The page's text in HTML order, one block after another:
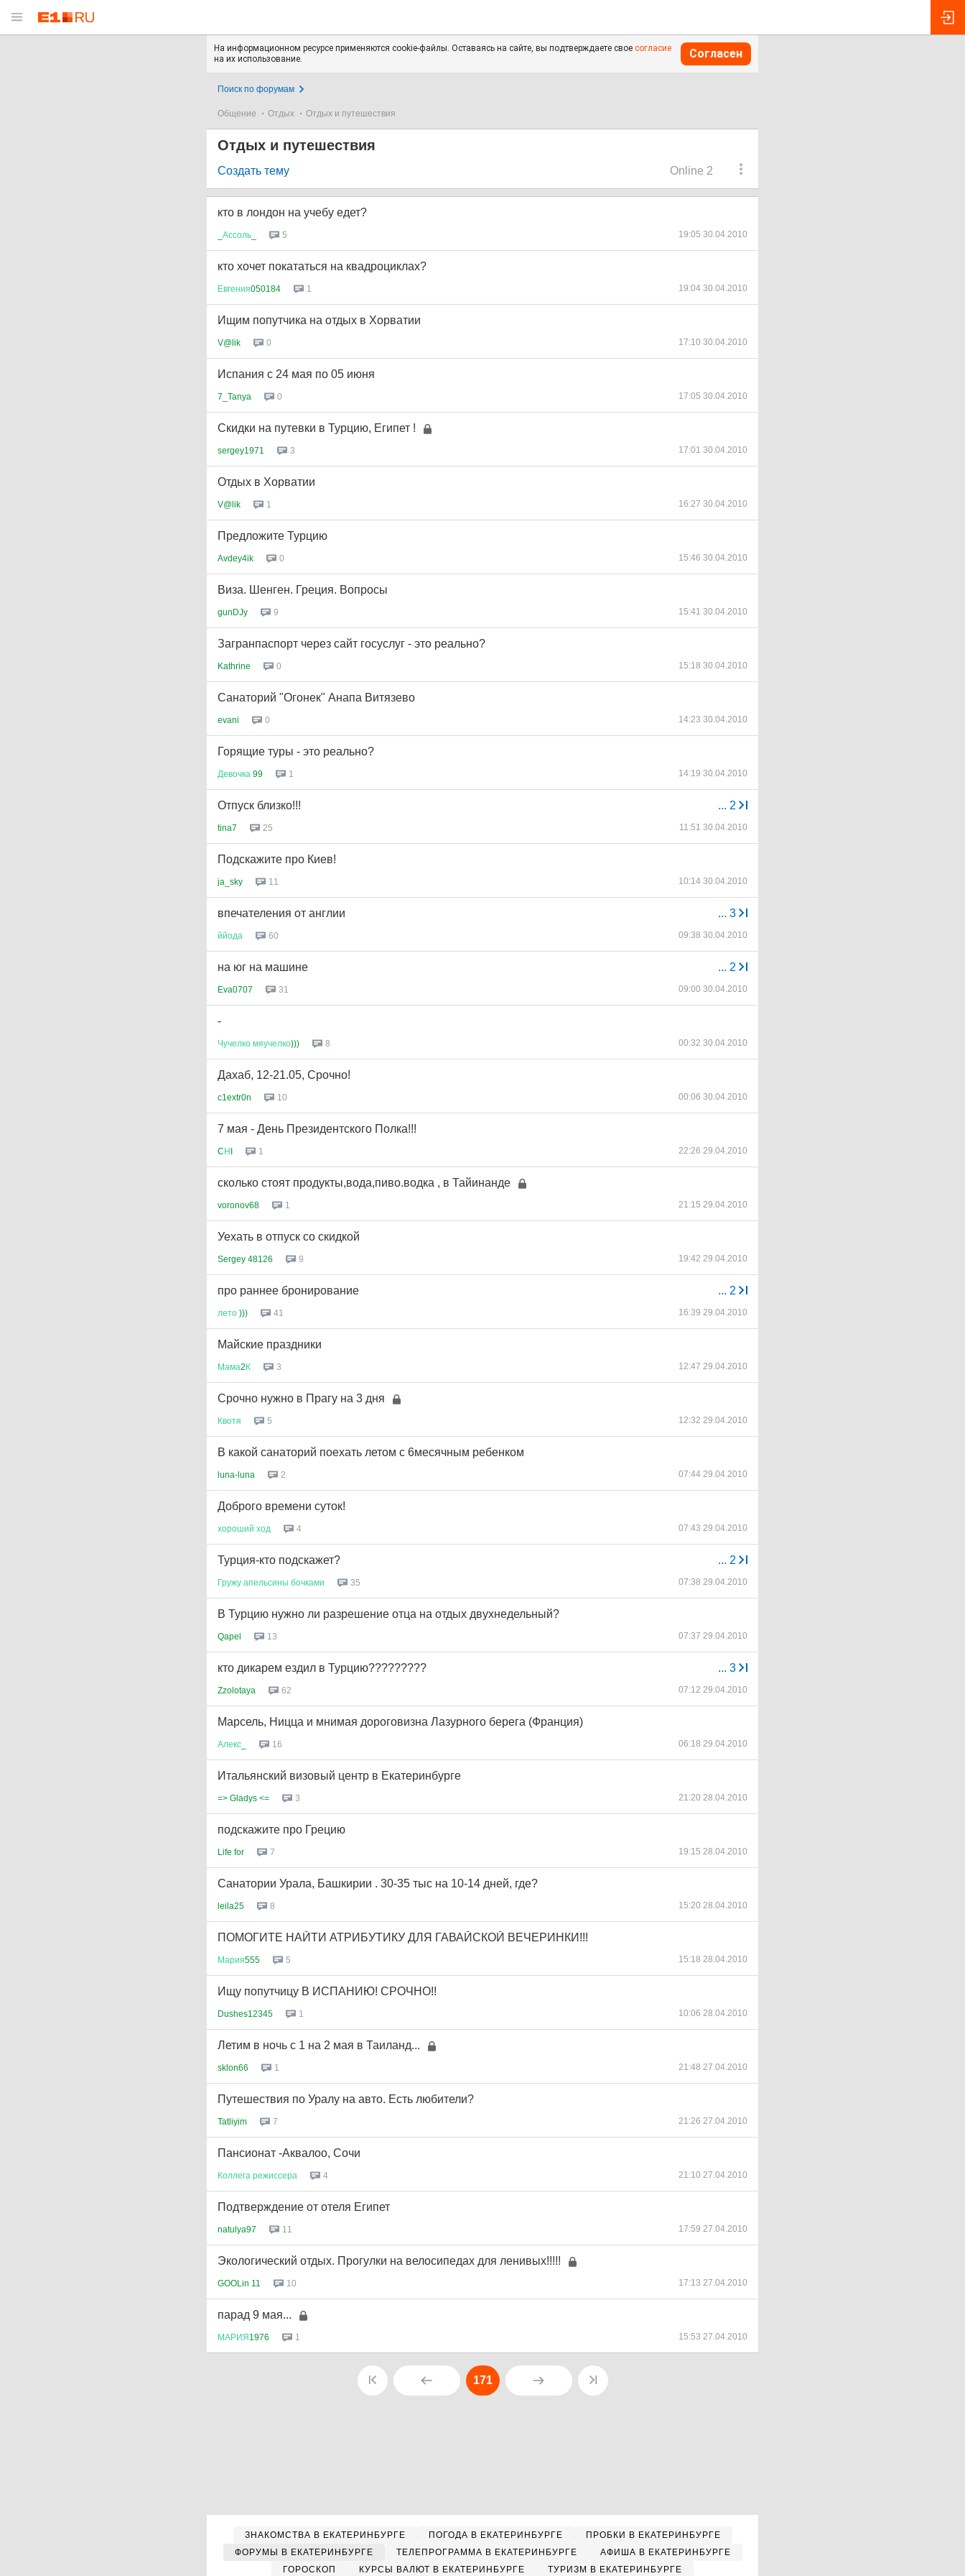
На информационном ресурсе применяются cookie-файлы. Оставаясь на сайте, вы подтверждаете свое согласие
на их использование.
Согласен
Поиск по форумам
Общение Отдых Отдых и путешествия
Отдых и путешествия
Online 2
Создать тему
кто в лондон на учебу едет?
Ассоль 5 19:05 30.04.2010
кто хочет покататься на квадроциклах?
Евгения050184 1 19:04 30.04.2010
Ищим попутчика на отдых в Хорватии
V@lik 0 17:10 30.04.2010
Испания с 24 мая по 05 июня
7_Tanya 0 17:05 30.04.2010
Скидки на путевки в Турцию, Египет !
sergey1971 3 17:01 30.04.2010
Отдых в Хорватии
V@lik 1 16:27 30.04.2010
Предложите Турцию
Avdey4ik 0 15:46 30.04.2010
Виза. Шенген. Греция. Вопросы
gunDJy 9 15:41 30.04.2010
Загранпаспорт через сайт госуслуг - это реально?
Kathrine 0 15:18 30.04.2010
Санаторий "Огонек" Анапа Витязево
evani 0 14:23 30.04.2010
Горящие туры - это реально?
Девочка 99 1 14:19 30.04.2010
... 2
Отпуск близко!!!
tina7 25 11:51 30.04.2010
Подскажите про Киев!
ja_sky 11 10:14 30.04.2010
... 3
впечателения от англии
ййода 60 09:38 30.04.2010
... 2
на юг на машине
Eva0707 31 09:00 30.04.2010
-
Чучелко мяучелко))) 8 00:32 30.04.2010
Дахаб, 12-21.05, Срочно!
c1extr0n 10 00:06 30.04.2010
7 мая - День Президентского Полка!!!
CНI 1 22:26 29.04.2010
сколько стоят продукты,вода,пиво.водка , в Тайинанде
voronov68 1 21:15 29.04.2010
Уехать в отпуск со скидкой
Sergey 48126 9 19:42 29.04.2010
... 2
про раннее бронирование
лето ))) 41 16:39 29.04.2010
Майские праздники
Мама2К 3 12:47 29.04.2010
Срочно нужно в Прагу на 3 дня
Квотя 5 12:32 29.04.2010
В какой санаторий поехать летом с 6месячным ребенком
luna-luna 2 07:44 29.04.2010
Доброго времени суток!
хороший ход 4 07:43 29.04.2010
... 2
Турция-кто подскажет?
Гружу апельсины бочками 35 07:38 29.04.2010
В Турцию нужно ли разрешение отца на отдых двухнедельный?
Qapel 13 07:37 29.04.2010
... 3
кто дикарем ездил в Турцию?????????
Zzolotaya 62 07:12 29.04.2010
Марсель, Ницца и мнимая дороговизна Лазурного берега (Франция)
Алекс 16 06:18 29.04.2010
Итальянский визовый центр в Екатеринбурге
=> Gladys <= 3 21:20 28.04.2010
подскажите про Грецию
Life for 7 19:15 28.04.2010
Cанатории Урала, Башкирии . 30-35 тыс на 10-14 дней, где?
leila25 8 15:20 28.04.2010
ПОМОГИТЕ НАЙТИ АТРИБУТИКУ ДЛЯ ГАВАЙСКОЙ ВЕЧЕРИНКИ!!!
Мария555 5 15:18 28.04.2010
Ищу попутчицу В ИСПАНИЮ! СРОЧНО!!
Dushes12345 1 10:06 28.04.2010
Летим в ночь с 1 на 2 мая в Таиланд...
sklon66 1 21:48 27.04.2010
Путешествия по Уралу на авто. Есть любители?
Tatliyim 7 21:26 27.04.2010
Пансионат -Аквалоо, Сочи
Коллега режиссера 4 21:10 27.04.2010
Подтверждение от отеля Египет
natulya97 11 17:59 27.04.2010
Экологический отдых. Прогулки на велосипедах для ленивых!!!!!
GOOLin 11 10 17:13 27.04.2010
парад 9 мая...
МАРИЯ1976 1 15:53 27.04.2010
171
ЗНАКОМСТВА В ЕКАТЕРИНБУРГЕ ПОГОДА В ЕКАТЕРИНБУРГЕ
ПРОБКИ В ЕКАТЕРИНБУРГЕ
ФОРУМЫ В ЕКАТЕРИНБУРГЕ
ТЕЛЕПРОГРАММА В ЕКАТЕРИНБУРГЕ
АФИША В ЕКАТЕРИНБУРГЕ
ГОРОСКОП
КУРСЫ ВАЛЮТ В ЕКАТЕРИНБУРГЕ ТУРИЗМ В ЕКАТЕРИНБУРГЕ